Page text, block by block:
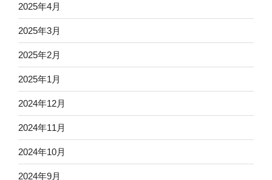
2025年4月
2025年3月
2025年2月
2025年1月
2024年12月
2024年11月
2024年10月
2024年9月